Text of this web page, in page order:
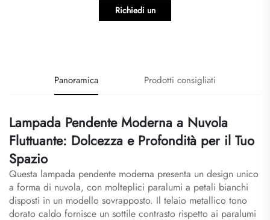
Richiedi un
Panoramica Prodotti consigliati
Lampada Pendente Moderna a Nuvola
Fluttuante: Dolcezza e Profondità per il Tuo
Spazio
Questa lampada pendente moderna presenta un design unico
a forma di nuvola, con molteplici paralumi a petali bianchi
disposti in un modello sovrapposto. Il telaio metallico tono
dorato caldo fornisce un sottile contrasto rispetto ai paralumi